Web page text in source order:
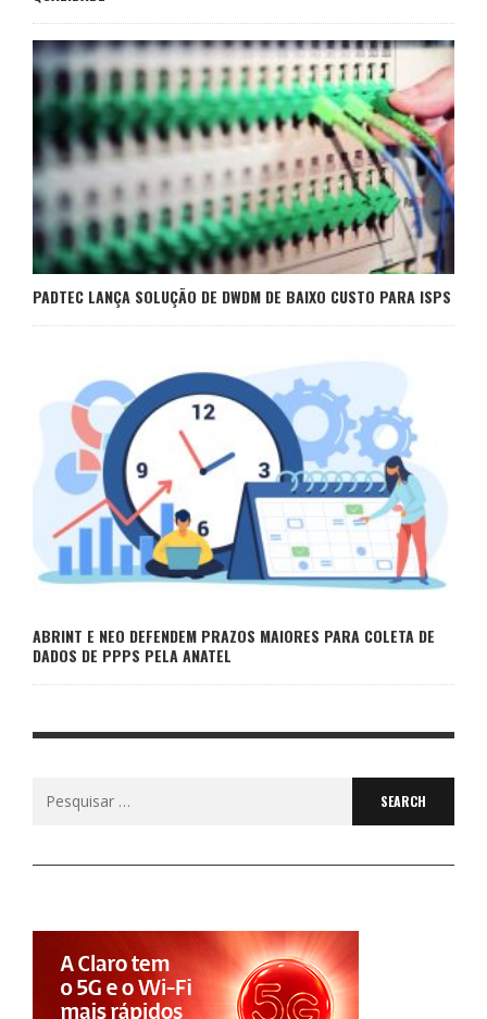
PADTEC LANÇA SOLUÇÃO DE DWDM DE BAIXO CUSTO PARA ISPS
ABRINT E NEO DEFENDEM PRAZOS MAIORES PARA COLETA DE
DADOS DE PPPS PELA ANATEL